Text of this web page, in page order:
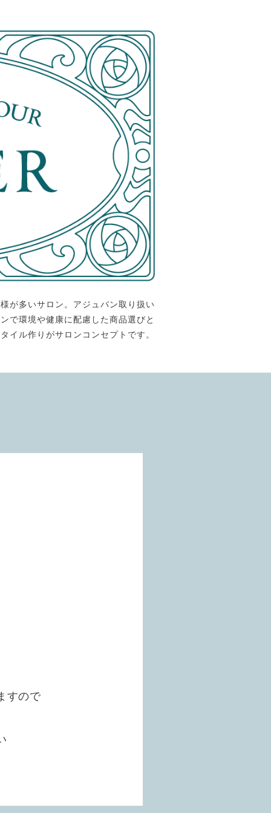
が多いサロン。アジュバン取り扱い
で環境や健康に配慮した商品選びと
イル作りがサロンコンセプトです。
すので